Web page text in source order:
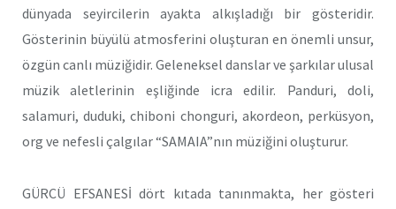
dünyada seyircilerin ayakta alkışladığı bir gösteridir.
Gösterinin büyülü atmosferini oluşturan en önemli unsur,
özgün canlı müziğidir. Geleneksel danslar ve şarkılar ulusal
müzik aletlerinin eşliğinde icra edilir. Panduri, doli,
salamuri, duduki, chiboni chonguri, akordeon, perküsyon,
org ve nefesli çalgılar “SAMAIA”nın müziğini oluşturur.
GÜRCÜ EFSANESİ dört kıtada tanınmakta, her gösteri